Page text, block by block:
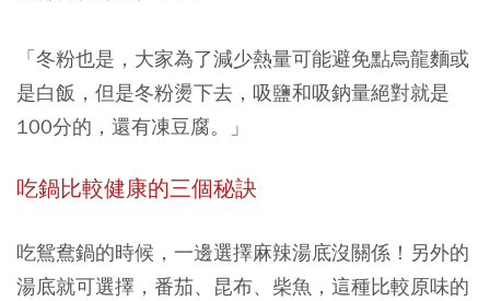
「冬粉也是，大家為了減少熱量可能避免點烏龍麵或
是白飯，但是冬粉燙下去，吸鹽和吸鈉量絕對就是
100分的，還有凍豆腐。」
吃鍋比較健康的三個秘訣
吃鴛鴦鍋的時候，一邊選擇麻辣湯底沒關係！另外的
湯底就可選擇，番茄、昆布、柴魚，這種比較原味的